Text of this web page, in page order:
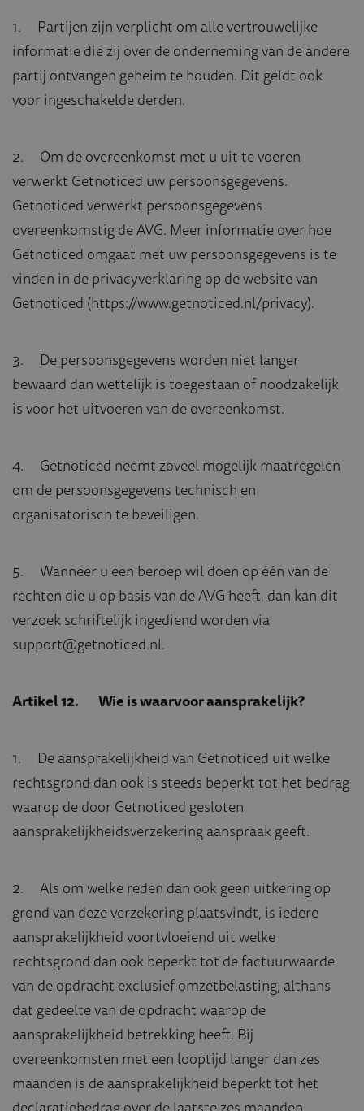
1. Partijen zijn verplicht om alle vertrouwelijke
informatie die zij over de onderneming van de andere
partij ontvangen geheim te houden. Dit geldt ook
voor ingeschakelde derden.
2. Om de overeenkomst met u uit te voeren
verwerkt Getnoticed uw persoonsgegevens.
Getnoticed verwerkt persoonsgegevens
overeenkomstig de AVG. Meer informatie over hoe
Getnoticed omgaat met uw persoonsgegevens is te
vinden in de privacyverklaring op de website van
Getnoticed (https://www.getnoticed.nl/privacy).
3. De persoonsgegevens worden niet langer
bewaard dan wettelijk is toegestaan of noodzakelijk
is voor het uitvoeren van de overeenkomst.
4. Getnoticed neemt zoveel mogelijk maatregelen
om de persoonsgegevens technisch en
organisatorisch te beveiligen.
5. Wanneer u een beroep wil doen op één van de
rechten die u op basis van de AVG heeft, dan kan dit
verzoek schriftelijk ingediend worden via
support@getnoticed.nl.
Artikel 12. Wie is waarvoor aansprakelijk?
1. De aansprakelijkheid van Getnoticed uit welke
rechtsgrond dan ook is steeds beperkt tot het bedrag
waarop de door Getnoticed gesloten
aansprakelijkheidsverzekering aanspraak geeft.
2. Als om welke reden dan ook geen uitkering op
grond van deze verzekering plaatsvindt, is iedere
aansprakelijkheid voortvloeiend uit welke
rechtsgrond dan ook beperkt tot de factuurwaarde
van de opdracht exclusief omzetbelasting, althans
dat gedeelte van de opdracht waarop de
aansprakelijkheid betrekking heeft. Bij
overeenkomsten met een looptijd langer dan zes
maanden is de aansprakelijkheid beperkt tot het